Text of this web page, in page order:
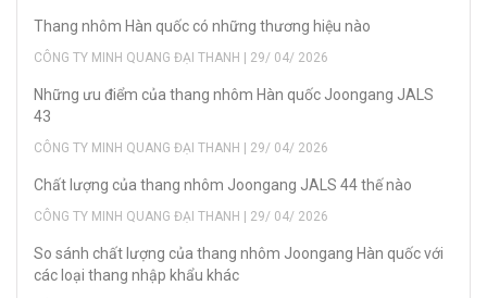
Thang nhôm Hàn quốc có những thương hiệu nào
CÔNG TY MINH QUANG ĐẠI THANH | 29/ 04/ 2026
Những ưu điểm của thang nhôm Hàn quốc Joongang JALS
43
CÔNG TY MINH QUANG ĐẠI THANH | 29/ 04/ 2026
Chất lượng của thang nhôm Joongang JALS 44 thế nào
CÔNG TY MINH QUANG ĐẠI THANH | 29/ 04/ 2026
So sánh chất lượng của thang nhôm Joongang Hàn quốc với
các loại thang nhập khẩu khác